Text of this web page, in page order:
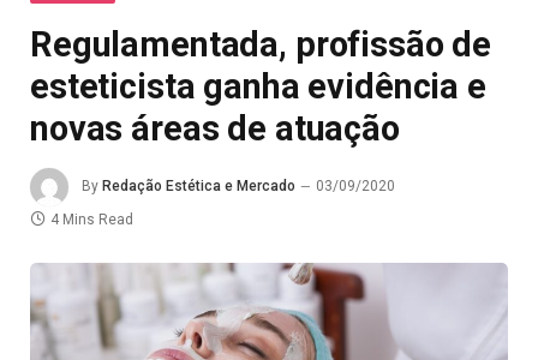
Regulamentada, profissão de
esteticista ganha evidência e
novas áreas de atuação
By Redação Estética e Mercado
03/09/2020
4 Mins Read